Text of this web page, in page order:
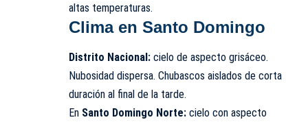
altas temperaturas.
Clima en Santo Domingo
Distrito Nacional: cielo de aspecto grisáceo.
Nubosidad dispersa. Chubascos aislados de corta
duración al final de la tarde.
En Santo Domingo Norte: cielo con aspecto